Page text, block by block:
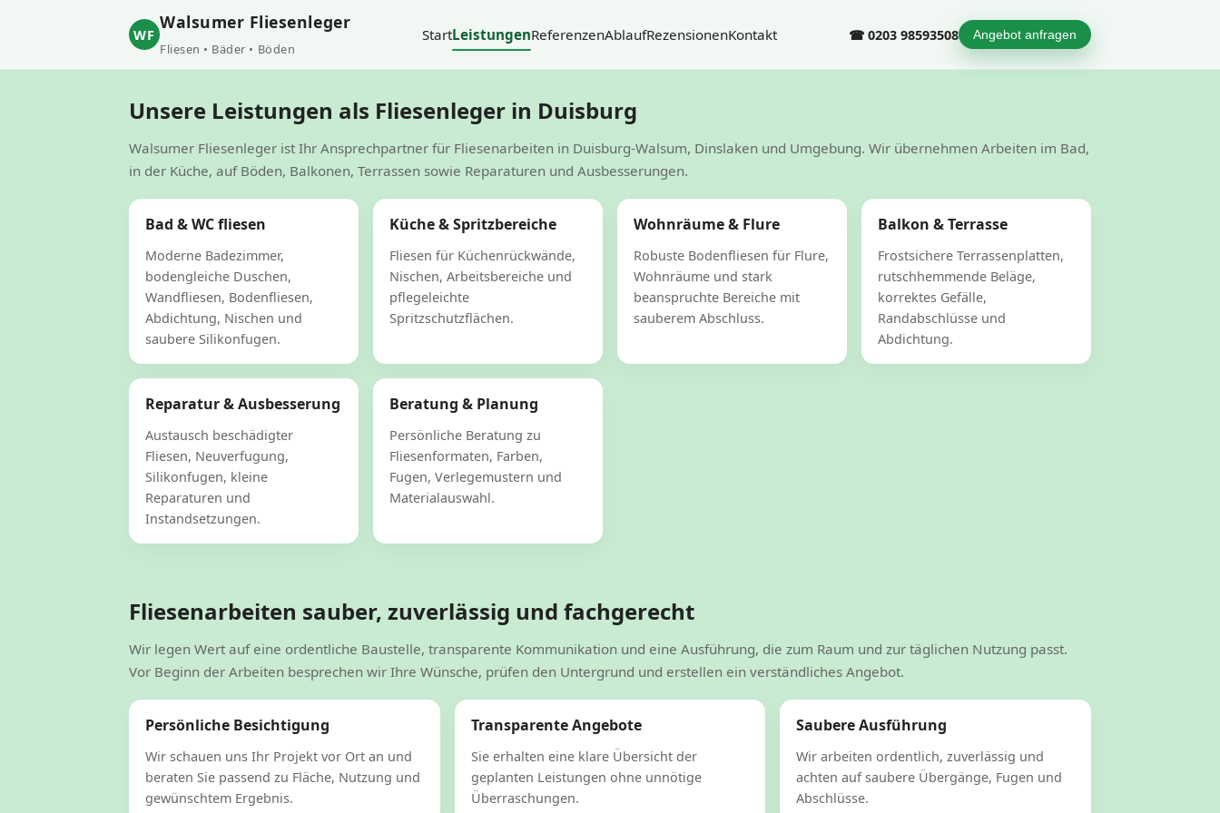
WF
Walsumer Fliesenleger
Fliesen • Bäder • Böden
StartLeistungenReferenzenAblaufRezensionenKontakt ☎ 0203 98593508 Angebot anfragen
Unsere Leistungen als Fliesenleger in Duisburg
Walsumer Fliesenleger ist Ihr Ansprechpartner für Fliesenarbeiten in Duisburg-Walsum, Dinslaken und Umgebung. Wir übernehmen Arbeiten im Bad,
in der Küche, auf Böden, Balkonen, Terrassen sowie Reparaturen und Ausbesserungen.
Bad & WC fliesen
Moderne Badezimmer,
bodengleiche Duschen,
Wandfliesen, Bodenfliesen,
Abdichtung, Nischen und
saubere Silikonfugen.
Küche & Spritzbereiche
Fliesen für Küchenrückwände,
Nischen, Arbeitsbereiche und
pflegeleichte
Spritzschutzflächen.
Wohnräume & Flure
Robuste Bodenfliesen für Flure,
Wohnräume und stark
beanspruchte Bereiche mit
sauberem Abschluss.
Balkon & Terrasse
Frostsichere Terrassenplatten,
rutschhemmende Beläge,
korrektes Gefälle,
Randabschlüsse und
Abdichtung.
Reparatur & Ausbesserung
Austausch beschädigter
Fliesen, Neuverfugung,
Silikonfugen, kleine
Reparaturen und
Instandsetzungen.
Beratung & Planung
Persönliche Beratung zu
Fliesenformaten, Farben,
Fugen, Verlegemustern und
Materialauswahl.
Fliesenarbeiten sauber, zuverlässig und fachgerecht
Wir legen Wert auf eine ordentliche Baustelle, transparente Kommunikation und eine Ausführung, die zum Raum und zur täglichen Nutzung passt.
Vor Beginn der Arbeiten besprechen wir Ihre Wünsche, prüfen den Untergrund und erstellen ein verständliches Angebot.
Persönliche Besichtigung
Wir schauen uns Ihr Projekt vor Ort an und
beraten Sie passend zu Fläche, Nutzung und
gewünschtem Ergebnis.
Transparente Angebote
Sie erhalten eine klare Übersicht der
geplanten Leistungen ohne unnötige
Überraschungen.
Saubere Ausführung
Wir arbeiten ordentlich, zuverlässig und
achten auf saubere Übergänge, Fugen und
Abschlüsse.